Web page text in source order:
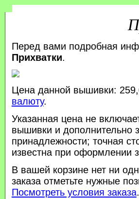
Перед вами подробная
Прихватки.
Цена данной вышивки:
валюту.
Указанная цена не
вышивки и дополнительно
принадлежности; точная
известна при оформлении
В вашей корзине нет ни
заказа отметьте нужные
Посмотреть условия заказа.